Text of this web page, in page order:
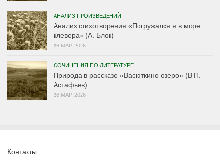
АНАЛИЗ ПРОИЗВЕДЕНИЙ
Анализ стихотворения «Погружался я в море
клевера» (А. Блок)
26 МАР, 2026
СОЧИНЕНИЯ ПО ЛИТЕРАТУРЕ
Природа в рассказе «Васюткино озеро» (В.П.
Астафьев)
26 МАР, 2026
Контакты